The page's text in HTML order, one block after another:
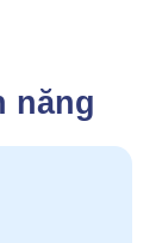
năng